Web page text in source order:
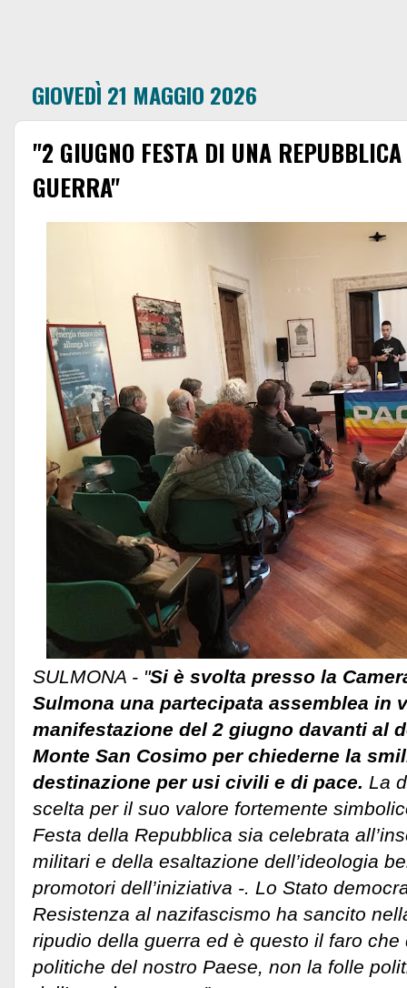
GIOVEDÌ 21 MAGGIO 2026
"2 GIUGNO FESTA DI UNA
GUERRA"
SULMONA - "Si è svolta presso la
Sulmona una partecipata assemblea in
manifestazione del 2 giugno davanti al
Monte San Cosimo per chiederne la
destinazione per usi civili e di pace. La
scelta per il suo valore fortemente
Festa della Repubblica sia celebrata
militari e della esaltazione dell’ideologia
promotori dell’iniziativa -. Lo Stato
Resistenza al nazifascismo ha sancito
ripudio della guerra ed è questo il faro
politiche del nostro Paese, non la folle